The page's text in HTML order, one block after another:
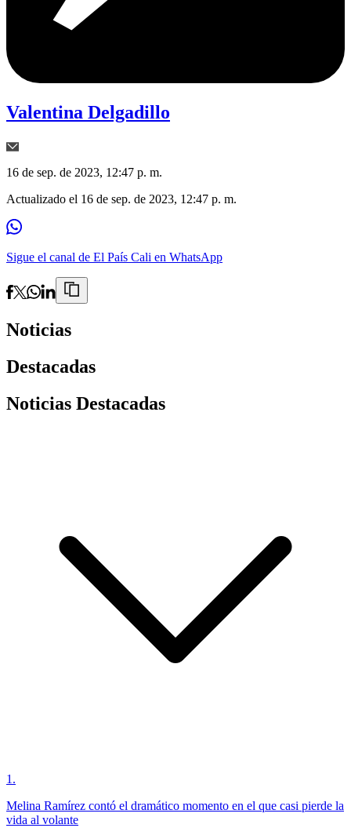
Valentina Delgadillo
16 de sep. de 2023, 12:47 p. m.
Actualizado el 16 de sep. de 2023, 12:47 p. m.
Sigue el canal de El País Cali en WhatsApp
Noticias
Destacadas
Noticias Destacadas
1 .
Melina Ramírez contó el dramático momento en el que casi pierde la
vida al volante